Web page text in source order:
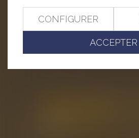
CONFIGURER
ACCEPTER